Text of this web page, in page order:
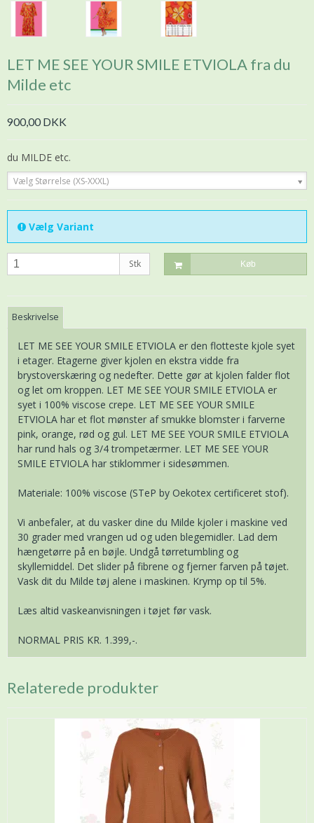
LET ME SEE YOUR SMILE ETVIOLA fra du
Milde etc
900,00 DKK
du MILDE etc.
Vælg Størrelse (XS-XXXL)
Vælg Variant
Stk Køb
Beskrivelse
LET ME SEE YOUR SMILE ETVIOLA er den flotteste kjole syet
i etager. Etagerne giver kjolen en ekstra vidde fra
brystoverskæring og nedefter. Dette gør at kjolen falder flot
og let om kroppen. LET ME SEE YOUR SMILE ETVIOLA er
syet i 100% viscose crepe. LET ME SEE YOUR SMILE
ETVIOLA har et flot mønster af smukke blomster i farverne
pink, orange, rød og gul. LET ME SEE YOUR SMILE ETVIOLA
har rund hals og 3/4 trompetærmer. LET ME SEE YOUR
SMILE ETVIOLA har stiklommer i sidesømmen.
Materiale: 100% viscose (STeP by Oekotex certificeret stof).
Vi anbefaler, at du vasker dine du Milde kjoler i maskine ved
30 grader med vrangen ud og uden blegemidler. Lad dem
hængetørre på en bøjle. Undgå tørretumbling og
skyllemiddel. Det slider på fibrene og fjerner farven på tøjet.
Vask dit du Milde tøj alene i maskinen. Krymp op til 5%.
Læs altid vaskeanvisningen i tøjet før vask.
NORMAL PRIS KR. 1.399,-.
Relaterede produkter